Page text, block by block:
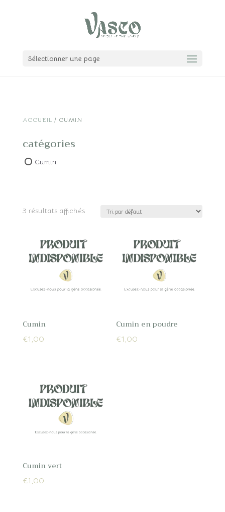
Sélectionner une page
ACCUEIL / CUMIN
catégories
Cumin
3 résultats affichés
Cumin
€1,00
Cumin en poudre
€1,00
Cumin vert
€1,00